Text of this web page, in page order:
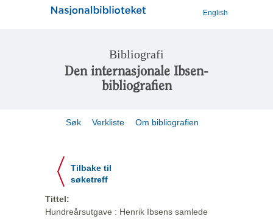
English
Bibliografi
Den internasjonale Ibsen-
bibliografien
Søk Verkliste Om bibliografien
Tilbake til
søketreff
Tittel:
Hundreårsutgave : Henrik Ibsens samlede